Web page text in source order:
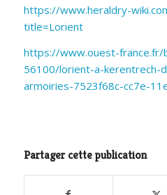
https://www.heraldry-
title=Lorient
https://www.ouest-
56100/lorient-a-kerentrech-
armoiries-7523f68c-cc7e-
Partager cette publication